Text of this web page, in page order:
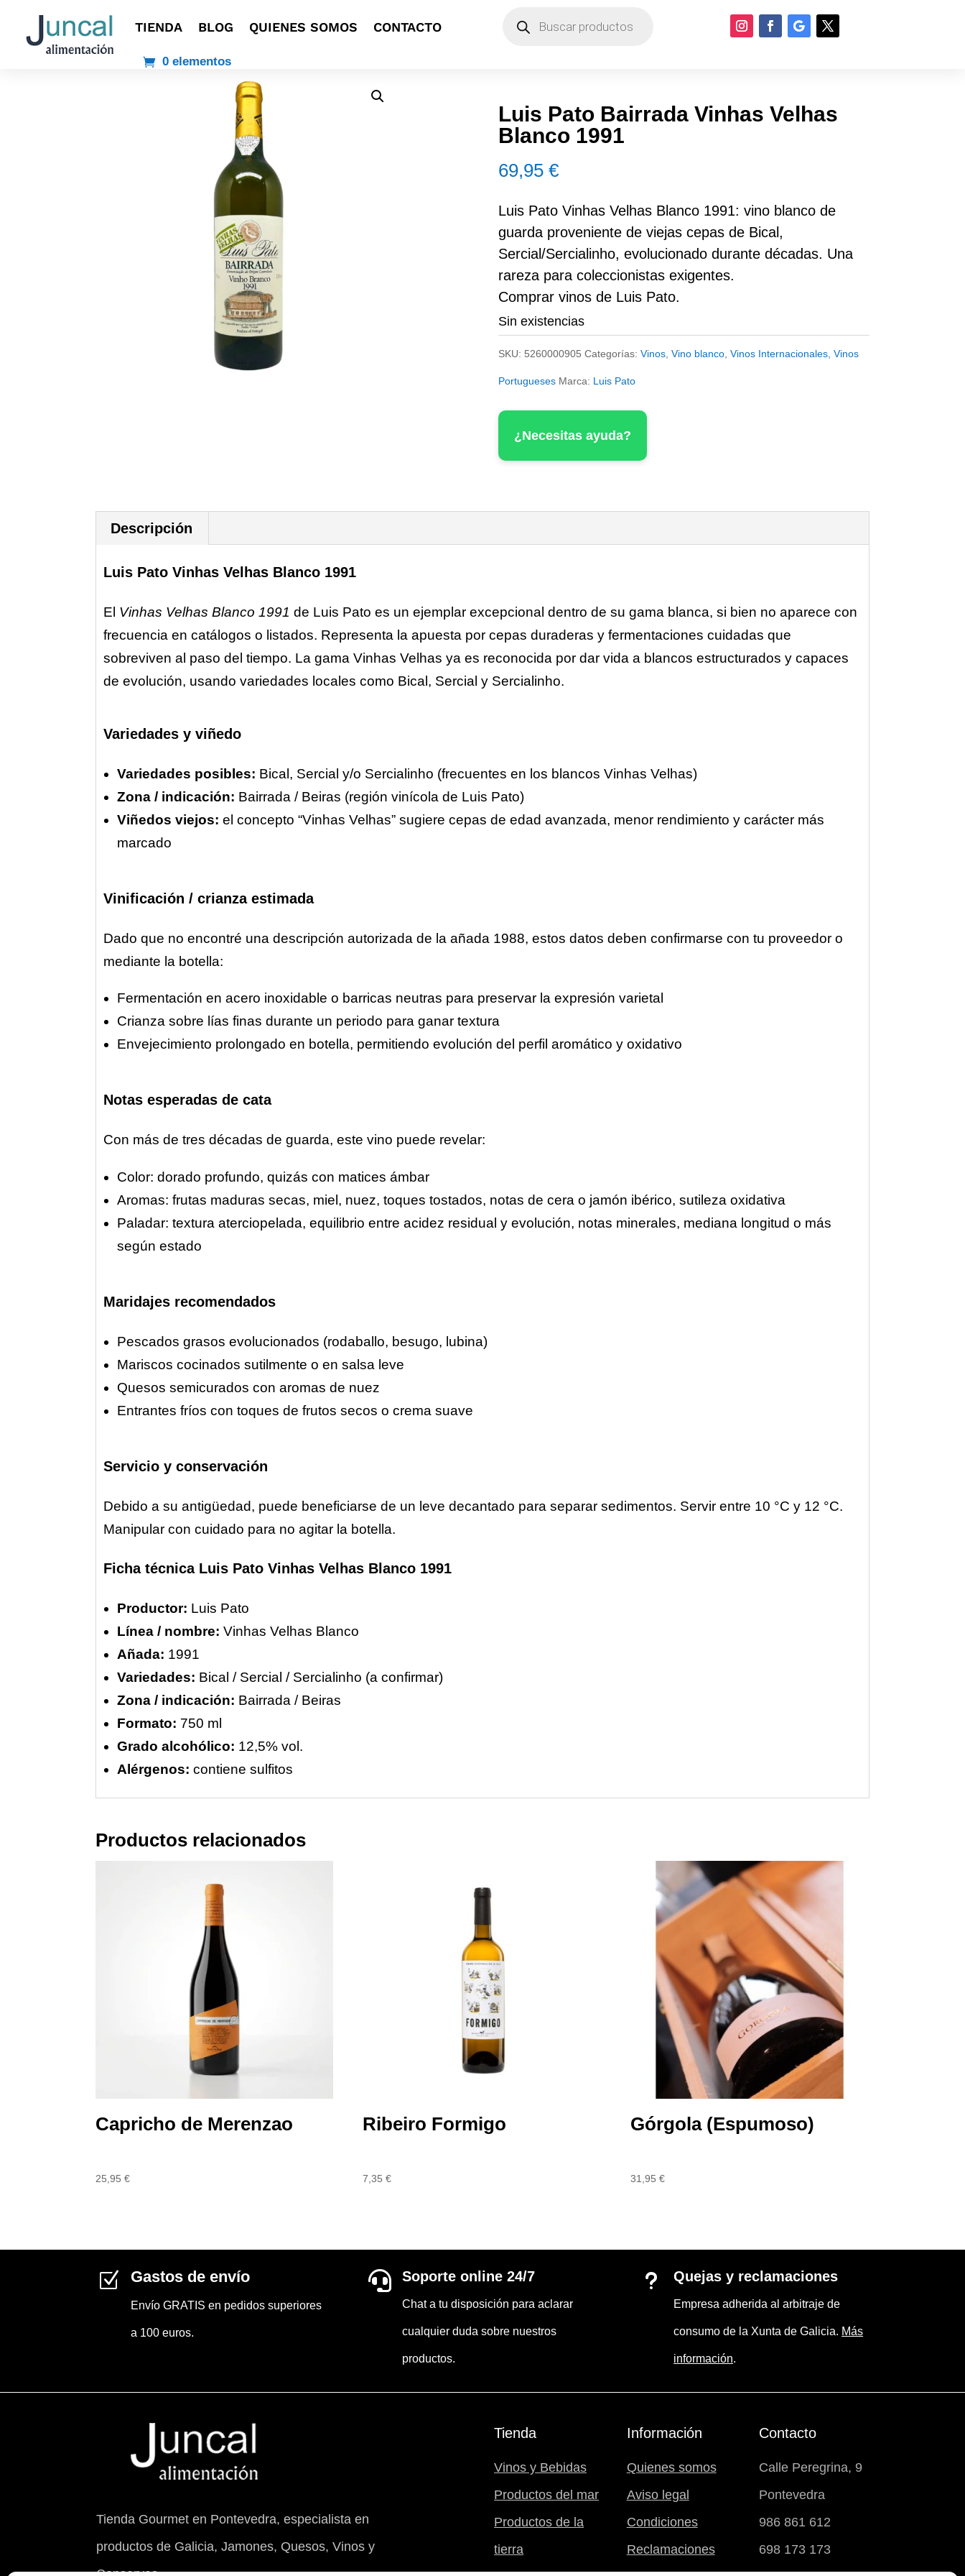
TIENDA BLOG QUIENES SOMOS CONTACTO
0 elementos
de
Luis Pato Bairrada Vinhas Velhas
Blanco 1991
69,95 €
Luis Pato Vinhas Velhas Blanco 1991: vino blanco de
guarda proveniente de viejas cepas de Bical,
Sercial/Sercialinho, evolucionado durante décadas. Una
rareza para coleccionistas exigentes.
Comprar vinos de Luis Pato.
Sin existencias
SKU: 5260000905 Categorías: Vinos, Vino blanco, Vinos Internacionales, Vinos
Portugueses Marca: Luis Pato
¿Necesitas ayuda?
Descripción
Luis Pato Vinhas Velhas Blanco 1991
El Vinhas Velhas Blanco 1991 de Luis Pato es un ejemplar excepcional dentro de su gama blanca, si bien no aparece con
frecuencia en catálogos o listados. Representa la apuesta por cepas duraderas y fermentaciones cuidadas que
sobreviven al paso del tiempo. La gama Vinhas Velhas ya es reconocida por dar vida a blancos estructurados y capaces
de evolución, usando variedades locales como Bical, Sercial y Sercialinho.
Variedades y viñedo
Variedades posibles: Bical, Sercial y/o Sercialinho (frecuentes en los blancos Vinhas Velhas)
Zona / indicación: Bairrada / Beiras (región vinícola de Luis Pato)
Viñedos viejos: el concepto “Vinhas Velhas” sugiere cepas de edad avanzada, menor rendimiento y carácter más
marcado
Vinificación / crianza estimada
Dado que no encontré una descripción autorizada de la añada 1988, estos datos deben confirmarse con tu proveedor o
mediante la botella:
Fermentación en acero inoxidable o barricas neutras para preservar la expresión varietal
Crianza sobre lías finas durante un periodo para ganar textura
Envejecimiento prolongado en botella, permitiendo evolución del perfil aromático y oxidativo
Notas esperadas de cata
Con más de tres décadas de guarda, este vino puede revelar:
Color: dorado profundo, quizás con matices ámbar
Aromas: frutas maduras secas, miel, nuez, toques tostados, notas de cera o jamón ibérico, sutileza oxidativa
Paladar: textura aterciopelada, equilibrio entre acidez residual y evolución, notas minerales, mediana longitud o más
según estado
Maridajes recomendados
Pescados grasos evolucionados (rodaballo, besugo, lubina)
Mariscos cocinados sutilmente o en salsa leve
Quesos semicurados con aromas de nuez
Entrantes fríos con toques de frutos secos o crema suave
Servicio y conservación
Debido a su antigüedad, puede beneficiarse de un leve decantado para separar sedimentos. Servir entre 10 °C y 12 °C.
Manipular con cuidado para no agitar la botella.
Ficha técnica Luis Pato Vinhas Velhas Blanco 1991
Productor: Luis Pato
Línea / nombre: Vinhas Velhas Blanco
Añada: 1991
Variedades: Bical / Sercial / Sercialinho (a confirmar)
Zona / indicación: Bairrada / Beiras
Formato: 750 ml
Grado alcohólico: 12,5% vol.
Alérgenos: contiene sulfitos
Productos relacionados
Capricho de Merenzao
25,95 €
Ribeiro Formigo
7,35€
Górgola (Espumoso)
31,95 €
Z Gastos de envío
Envío GRATIS en pedidos superiores
a 100 euros.
 Soporte online 24/7
Chat a tu disposición para aclarar
cualquier duda sobre nuestros
productos.
u Quejas y reclamaciones
Empresa adherida al arbitraje de
consumo de la Xunta de Galicia. Más
información.
Tienda Gourmet en Pontevedra, especialista en
productos de Galicia, Jamones, Quesos, Vinos y
Tienda
Vinos y Bebidas
Productos del mar
Productos de la
tierra
Información
Quienes somos
Aviso legal
Condiciones
Reclamaciones
Contacto
Calle Peregrina, 9
Pontevedra
986 861 612
698 173 173